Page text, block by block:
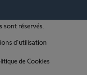
sont réservés.
d'utilisation
de Cookies